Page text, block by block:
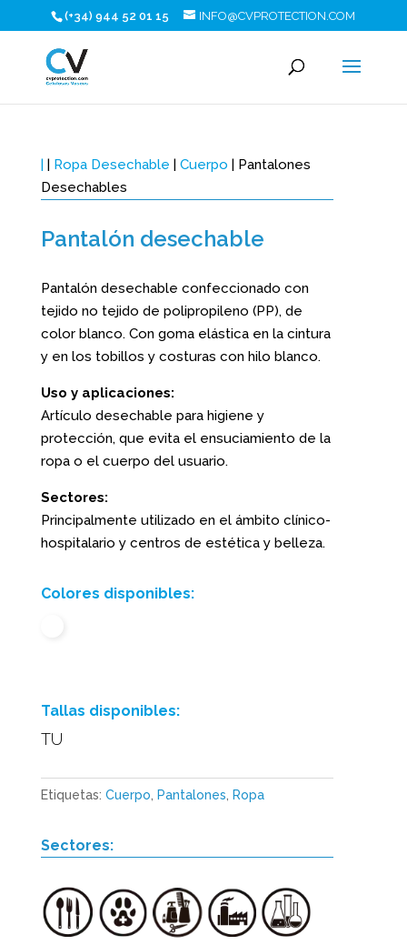
(+34) 944 52 01 15 INFO@CVPROTECTION.COM
| | Ropa Desechable | Cuerpo | Pantalones
Desechables
Pantalón desechable
Pantalón desechable confeccionado con
tejido no tejido de polipropileno (PP), de
color blanco. Con goma elástica en la cintura
y en los tobillos y costuras con hilo blanco.
Uso y aplicaciones:
Artículo desechable para higiene y
protección, que evita el ensuciamiento de la
ropa o el cuerpo del usuario.
Sectores:
Principalmente utilizado en el ámbito clínico-
hospitalario y centros de estética y belleza.
Colores disponibles:
Tallas disponibles:
TU
Etiquetas: Cuerpo Pantalones Ropa
Sectores: